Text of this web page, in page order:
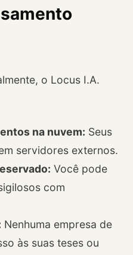
o Locus I.A.
na nuvem: Seus
servidores externos.
Você pode
com
Nenhuma empresa de
às suas teses ou